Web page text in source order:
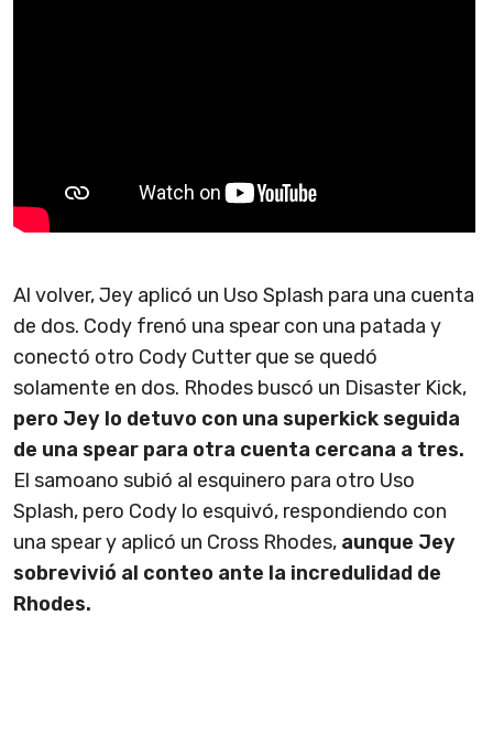
Al volver, Jey aplicó un Uso Splash para una cuenta
de dos. Cody frenó una spear con una patada y
conectó otro Cody Cutter que se quedó
solamente en dos. Rhodes buscó un Disaster Kick,
pero Jey lo detuvo con una superkick seguida
de una spear para otra cuenta cercana a tres.
El samoano subió al esquinero para otro Uso
Splash, pero Cody lo esquivó, respondiendo con
una spear y aplicó un Cross Rhodes, aunque Jey
sobrevivió al conteo ante la incredulidad de
Rhodes.